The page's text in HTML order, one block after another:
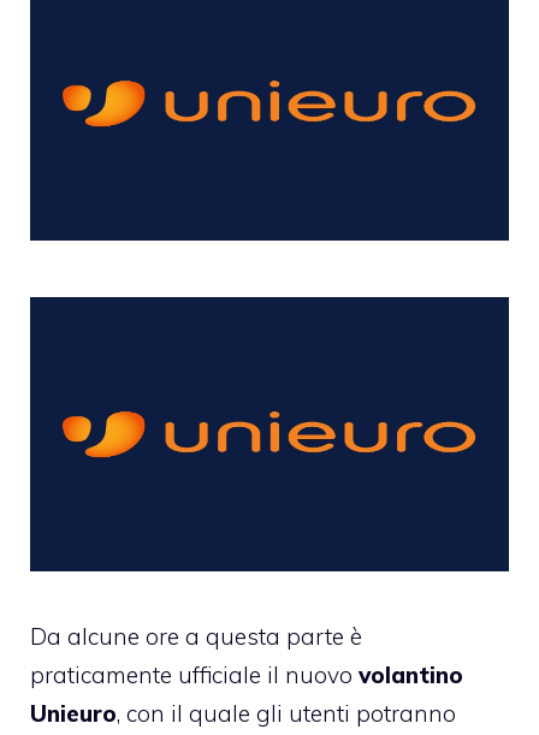
Da alcune ore a questa parte è
praticamente ufficiale il nuovo volantino
Unieuro, con il quale gli utenti potranno